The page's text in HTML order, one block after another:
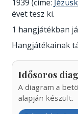
1939 (címe:
évet tesz ki.
1 hangjátékban
Hangjátékainak
Idősoros
A diagram a
alapján készült.